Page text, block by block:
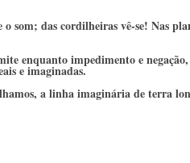
o som; das cordilheiras vê-se! Nas
enquanto impedimento e negação,
e imaginadas.
a linha imaginária de terra